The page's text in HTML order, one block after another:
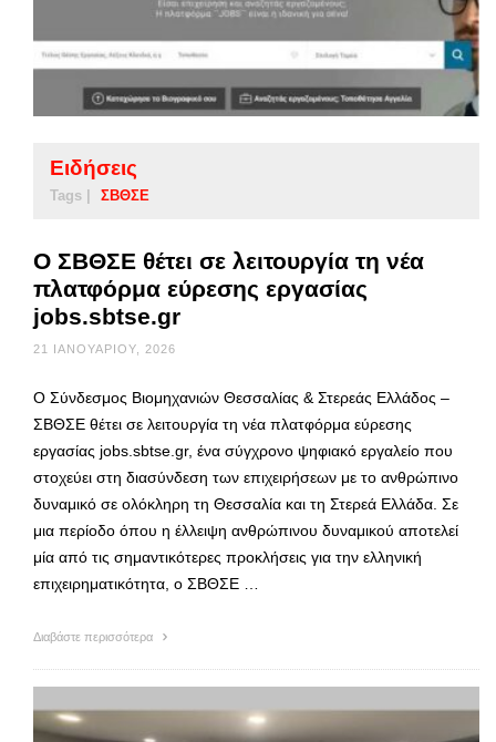
Ειδήσεις
Tags | ΣΒΘΣΕ
Ο ΣΒΘΣΕ θέτει σε λειτουργία τη νέα
πλατφόρμα εύρεσης εργασίας
jobs.sbtse.gr
21 ΙΑΝΟΥΑΡΊΟΥ, 2026
Ο Σύνδεσμος Βιομηχανιών Θεσσαλίας & Στερεάς Ελλάδος –
ΣΒΘΣΕ θέτει σε λειτουργία τη νέα πλατφόρμα εύρεσης
εργασίας jobs.sbtse.gr, ένα σύγχρονο ψηφιακό εργαλείο που
στοχεύει στη διασύνδεση των επιχειρήσεων με το ανθρώπινο
δυναμικό σε ολόκληρη τη Θεσσαλία και τη Στερεά Ελλάδα. Σε
μια περίοδο όπου η έλλειψη ανθρώπινου δυναμικού αποτελεί
μία από τις σημαντικότερες προκλήσεις για την ελληνική
επιχειρηματικότητα, ο ΣΒΘΣΕ …
Διαβάστε περισσότερα